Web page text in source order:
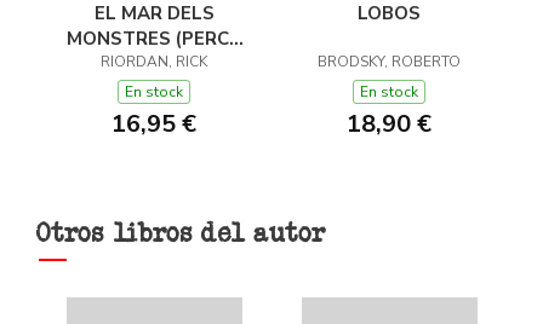
EL MAR DELS
MONSTRES (PERCY
JACKSON I ELS DÉUS
DE L'OLIMP 2)
RIORDAN, RICK
En stock
16,95 €
LOBOS
BRODSKY, ROBERTO
En stock
18,90 €
Otros libros del autor